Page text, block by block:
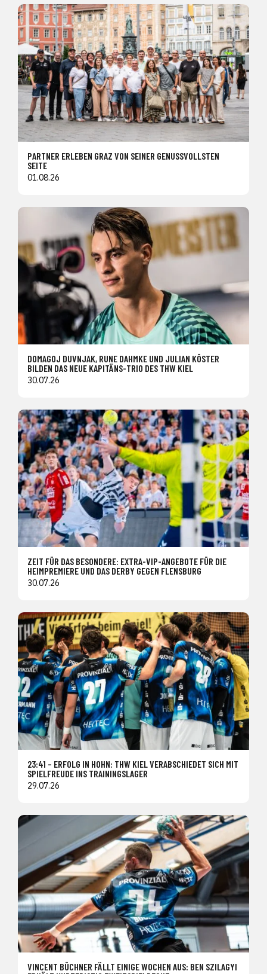
PARTNER ERLEBEN GRAZ VON SEINER GENUSSVOLLSTEN
SEITE
01.08.26
DOMAGOJ DUVNJAK, RUNE DAHMKE UND JULIAN KÖSTER
BILDEN DAS NEUE KAPITÄNS-TRIO DES THW KIEL
30.07.26
ZEIT FÜR DAS BESONDERE: EXTRA-VIP-ANGEBOTE FÜR DIE
HEIMPREMIERE UND DAS DERBY GEGEN FLENSBURG
30.07.26
23:41 – ERFOLG IN HOHN: THW KIEL VERABSCHIEDET SICH MIT
SPIELFREUDE INS TRAININGSLAGER
29.07.26
VINCENT BÜCHNER FÄLLT EINIGE WOCHEN AUS: BEN SZILAGYI